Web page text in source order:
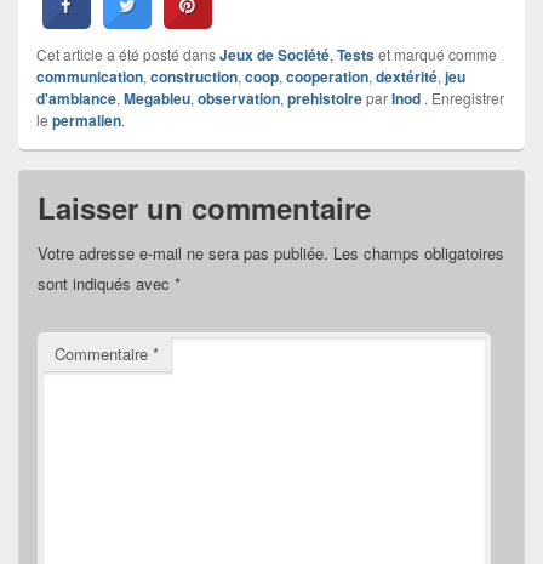
Cet article a été posté dansJeux de Société, Testset marqué comme
communication, construction, coop, cooperation, dextérité, jeu
d'ambiance, Megableu, observation, prehistoireparInod . Enregistrer
le permalien.
Laisser un commentaire
Votre adresse e-mail ne sera pas publiée. Les champs obligatoires
sont indiqués avec *
Commentaire *